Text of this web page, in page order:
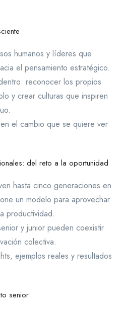
humanos y líderes que
el pensamiento estratégico.
reconocer los propios
y crear culturas que inspiren
el cambio que se quiere ver
del reto a la oportunidad
hasta cinco generaciones en
un modelo para aprovechar
productividad.
y junior pueden coexistir
colectiva.
ejemplos reales y resultados
senior